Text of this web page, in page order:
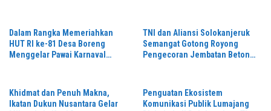
Dalam Rangka Memeriahkan
HUT RI ke-81 Desa Boreng
Menggelar Pawai Karnaval
TNI dan Aliansi Solokanjeruk
Semangat Gotong Royong
Pengecoran Jembatan Beton
Khidmat dan Penuh Makna,
Ikatan Dukun Nusantara Gelar
Penguatan Ekosistem
Komunikasi Publik Lumajang